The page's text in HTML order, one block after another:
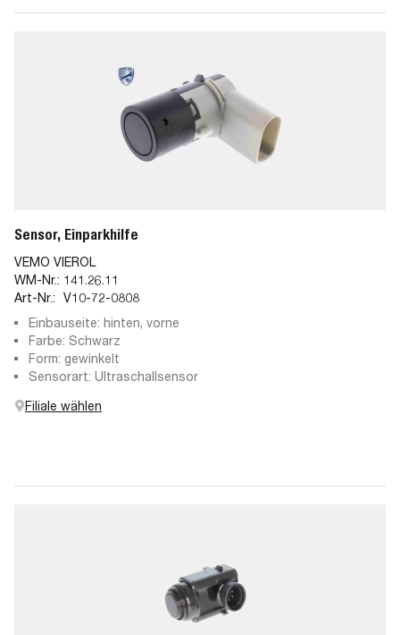
Sensor, Einparkhilfe
VEMO VIEROL
WM-Nr.: 141.26.11
Art-Nr.: V10-72-0808
Einbauseite: hinten, vorne
Farbe: Schwarz
Form: gewinkelt
Sensorart: Ultraschallsensor
Filiale wählen